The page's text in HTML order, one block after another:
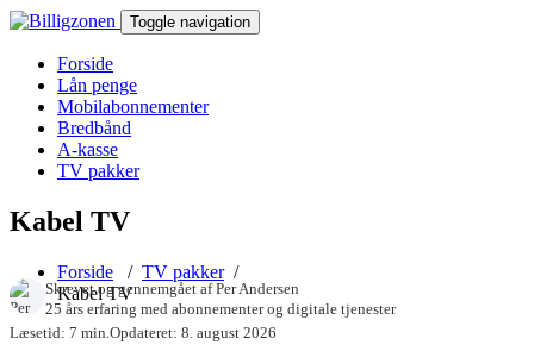
Toggle navigation
Forside
Lån penge
Mobilabonnementer
Bredbånd
A-kasse
TV pakker
Kabel TV
Forside / TV pakker/
Kabel TV
Skrevet og gennemgået afPer Andersen
25 års erfaring med abonnementer og digitale tjenester
Læsetid: 7 min. Opdateret: 8. august 2026